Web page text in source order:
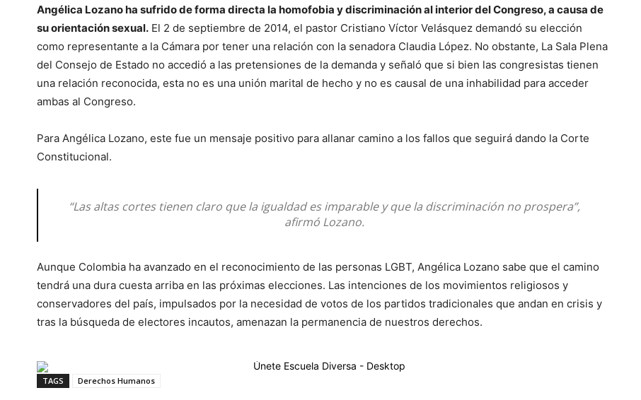
Angélica Lozano ha sufrido de forma directa la homofobia y discriminación al interior del Congreso, a causa de
su orientación sexual. El 2 de septiembre de 2014, el pastor Cristiano Víctor Velásquez demandó su elección
como representante a la Cámara por tener una relación con la senadora Claudia López. No obstante, La Sala Plena
del Consejo de Estado no accedió a las pretensiones de la demanda y señaló que si bien las congresistas tienen
una relación reconocida, esta no es una unión marital de hecho y no es causal de una inhabilidad para acceder
ambas al Congreso.
Para Angélica Lozano, este fue un mensaje positivo para allanar camino a los fallos que seguirá dando la Corte
Constitucional.
“Las altas cortes tienen claro que la igualdad es imparable y que la discriminación no prospera”,
afirmó Lozano.
Aunque Colombia ha avanzado en el reconocimiento de las personas LGBT, Angélica Lozano sabe que el camino
tendrá una dura cuesta arriba en las próximas elecciones. Las intenciones de los movimientos religiosos y
conservadores del país, impulsados por la necesidad de votos de los partidos tradicionales que andan en crisis y
tras la búsqueda de electores incautos, amenazan la permanencia de nuestros derechos.
TAGS Derechos Humanos